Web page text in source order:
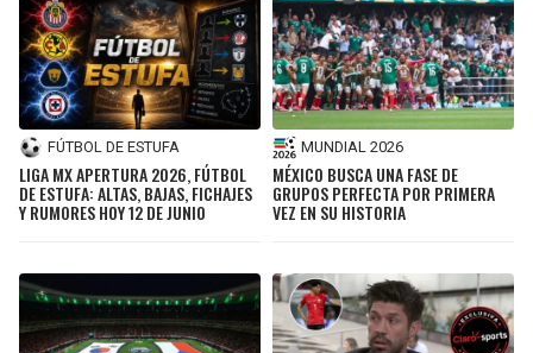
FÚTBOL DE ESTUFA
LIGA MX APERTURA 2026, FÚTBOL
DE ESTUFA: ALTAS, BAJAS, FICHAJES
Y RUMORES HOY 12 DE JUNIO
MUNDIAL 2026
MÉXICO BUSCA UNA FASE DE
GRUPOS PERFECTA POR PRIMERA
VEZ EN SU HISTORIA